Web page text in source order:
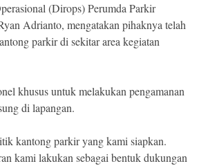
(Dirops) Perumda Parkir
Adrianto, mengatakan pihaknya telah
parkir di sekitar area kegiatan
khusus untuk melakukan pengamanan
di lapangan.
kantong parkir yang kami siapkan.
kami lakukan sebagai bentuk dukungan